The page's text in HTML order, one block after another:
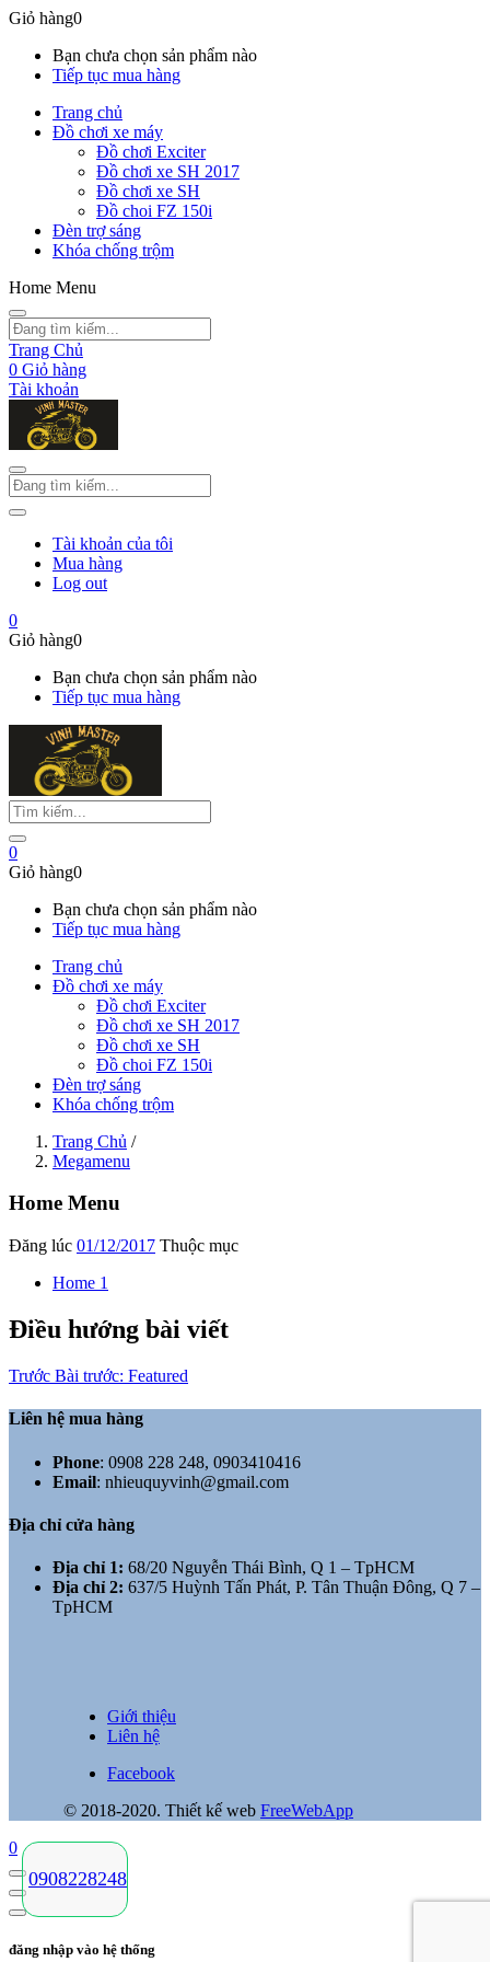
Giỏ hàng0
Bạn chưa chọn sản phẩm nào
Tiếp tục mua hàng
Trang chủ
Đồ chơi xe máy
Đồ chơi Exciter
Đồ chơi xe SH 2017
Đồ chơi xe SH
Đồ choi FZ 150i
Đèn trợ sáng
Khóa chống trộm
Home Menu
Trang Chủ
0 Giỏ hàng
Tài khoản
Tài khoản của tôi
Mua hàng
Log out
0
Giỏ hàng0
Bạn chưa chọn sản phẩm nào
Tiếp tục mua hàng
0
Giỏ hàng0
Bạn chưa chọn sản phẩm nào
Tiếp tục mua hàng
Trang chủ
Đồ chơi xe máy
Đồ chơi Exciter
Đồ chơi xe SH 2017
Đồ chơi xe SH
Đồ choi FZ 150i
Đèn trợ sáng
Khóa chống trộm
Trang Chủ /
Megamenu
Home Menu
Đăng lúc 01/12/2017 Thuộc mục
Home 1
Điều hướng bài viết
Trước Bài trước: Featured
Liên hệ mua hàng
Phone: 0908 228 248, 0903410416
Email: nhieuquyvinh@gmail.com
Địa chỉ cửa hàng
Địa chỉ 1: 68/20 Nguyễn Thái Bình, Q 1 – TpHCM
Địa chỉ 2: 637/5 Huỳnh Tấn Phát, P. Tân Thuận Đông, Q 7 –
TpHCM
Giới thiệu
Liên hệ
Facebook
© 2018-2020. Thiết kế web FreeWebApp
0908228248
0
đăng nhập vào hệ thống